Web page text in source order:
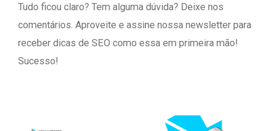
Tudo ficou claro? Tem alguma dúvida? Deixe nos
comentários. Aproveite e assine nossa newsletter para
receber dicas de SEO como essa em primeira mão!
Sucesso!